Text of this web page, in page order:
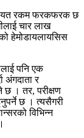
रकम फरकफरक छ
चार लाख
हेमोडायलायसिस
पनि एक
अंगदाता र
छ । तर,परीक्षण
छ । त्यसैगरी
विभिन्न